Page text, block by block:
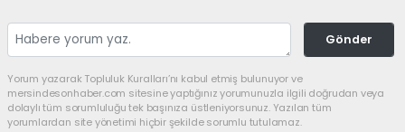
Gönder
Yorum yazarak Topluluk Kuralları’nı kabul etmiş bulunuyor ve
mersindesonhaber.com sitesine yaptığınız yorumunuzla ilgili doğrudan veya
dolaylı tüm sorumluluğu tek başınıza üstleniyorsunuz. Yazılan tüm
yorumlardan site yönetimi hiçbir şekilde sorumlu tutulamaz.